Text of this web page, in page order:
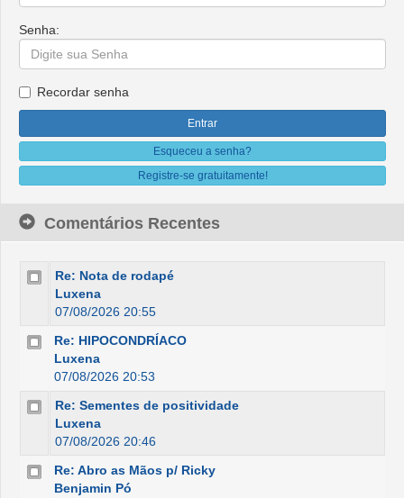
Senha:
Recordar senha
Esqueceu a senha?
Registre-se gratuitamente!
Comentários Recentes
Re: Nota de rodapé
Luxena
07/08/2026 20:55
Re: HIPOCONDRÍACO
Luxena
07/08/2026 20:53
Re: Sementes de positividade
Luxena
07/08/2026 20:46
Re: Abro as Mãos p/ Ricky
Benjamin Pó